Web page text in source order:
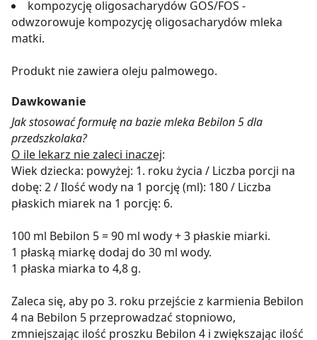
kompozycję oligosacharydów GOS/FOS -
odwzorowuje kompozycję oligosacharydów mleka
matki.
Produkt nie zawiera oleju palmowego.
Dawkowanie
Jak stosować formułę na bazie mleka Bebilon 5 dla
przedszkolaka?
O ile lekarz nie zaleci inaczej:
Wiek dziecka: powyżej: 1. roku życia / Liczba porcji na
dobę: 2 / Ilość wody na 1 porcję (ml): 180 / Liczba
płaskich miarek na 1 porcję: 6.
100 ml Bebilon 5 = 90 ml wody + 3 płaskie miarki.
1 płaską miarkę dodaj do 30 ml wody.
1 płaska miarka to 4,8 g.
Zaleca się, aby po 3. roku przejście z karmienia Bebilon
4 na Bebilon 5 przeprowadzać stopniowo,
zmniejszając ilość proszku Bebilon 4 i zwiększając ilość